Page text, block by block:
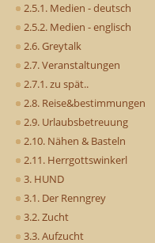
2.5.1. Medien - deutsch
2.5.2. Medien - englisch
2.6. Greytalk
2.7. Veranstaltungen
2.7.1. zu spät..
2.8. Reise&bestimmungen
2.9. Urlaubsbetreuung
2.10. Nähen & Basteln
2.11. Herrgottswinkerl
3. HUND
3.1. Der Renngrey
3.2. Zucht
3.3. Aufzucht